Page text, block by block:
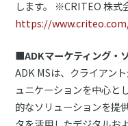
します。 ※CRITEO 株式
https://
■ADKマーケティング・
ADK MSは、クライアン
ュニケーションを中心と
的なソリューションを提